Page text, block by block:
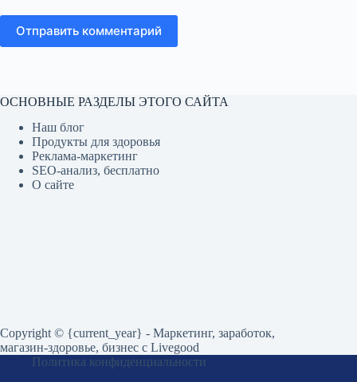
Отправить комментарий
ОСНОВНЫЕ РАЗДЕЛЫ ЭТОГО САЙТА
Наш блог
Продукты для здоровья
Реклама-маркетинг
SEO-анализ, бесплатно
О сайте
Copyright © {current_year} - Маркетинг, заработок,
магазин-здоровье, бизнес c Livegood
Политика конфиденциальности